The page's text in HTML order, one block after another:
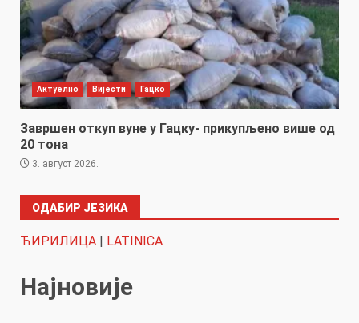
Актуелно Вијести Гацко
Завршен откуп вуне у Гацку- прикупљено више од
20 тона
3. август 2026.
ОДАБИР ЈЕЗИКА
ЋИРИЛИЦА | LATINICA
Најновије